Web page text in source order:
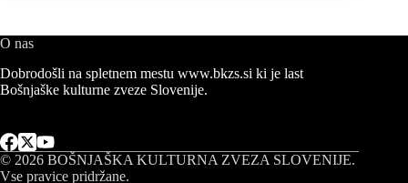
O nas
Dobrodošli na spletnem mestu www.bkzs.si ki je last
Bošnjaške kulturne zveze Slovenije.
© 2026 BOŠNJAŠKA KULTURNA ZVEZA SLOVENIJE.
Vse pravice pridržane.